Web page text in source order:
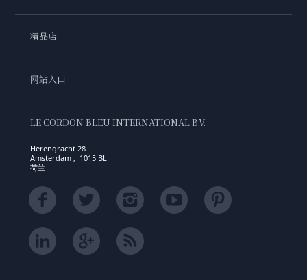
精品店
网站入口
LE CORDON BLEU INTERNATIONAL B.V.
Herengracht 28
Amsterdam , 1015 BL
荷兰